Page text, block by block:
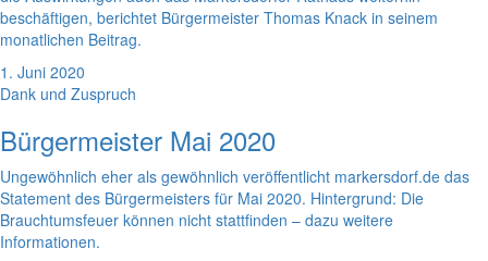
beschäftigen, berichtet Bürgermeister Thomas Knack in seinem
monatlichen Beitrag.
1. Juni 2020
Dank und Zuspruch
Bürgermeister Mai 2020
Ungewöhnlich eher als gewöhnlich veröffentlicht markersdorf.de das
Statement des Bürgermeisters für Mai 2020. Hintergrund: Die
Brauchtumsfeuer können nicht stattfinden – dazu weitere
Informationen.